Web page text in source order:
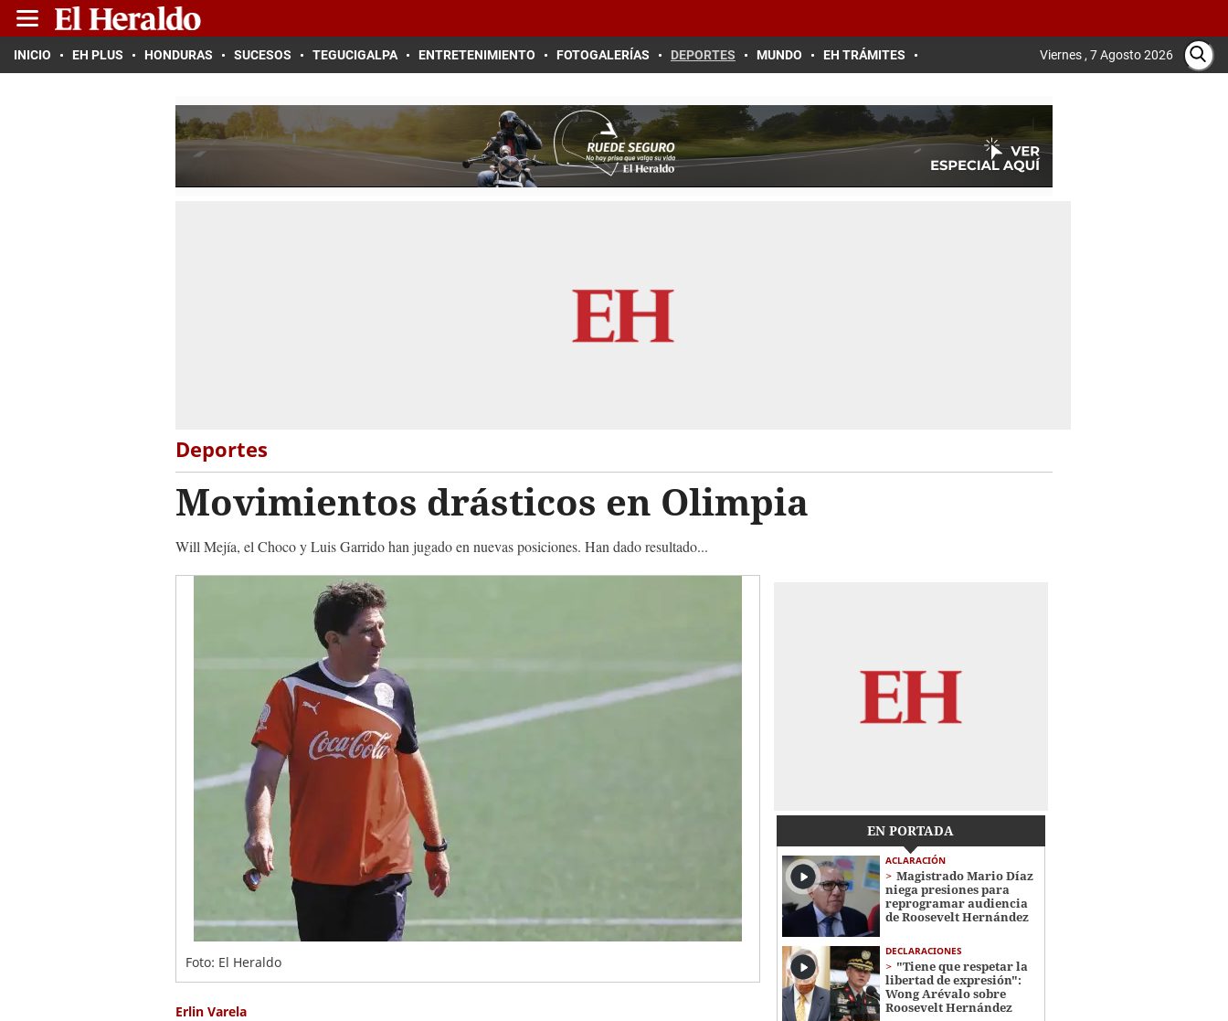
INICIO EH PLUS HONDURAS SUCESOS TEGUCIGALPA ENTRETENIMIENTO FOTOGALERÍAS DEPORTES MUNDO EH TRÁMITES Viernes , 7 Agosto 2026
Deportes
Movimientos drásticos en Olimpia
Will Mejía, el Choco y Luis Garrido han jugado en nuevas posiciones. Han dado resultado...
Foto: El Heraldo
Erlin Varela
EN PORTADA
ACLARACIÓN
Magistrado Mario Díaz
niega presiones para
reprogramar audiencia
de Roosevelt Hernández
DECLARACIONES
"Tiene que respetar la
libertad de expresión":
Wong Arévalo sobre
Roosevelt Hernández